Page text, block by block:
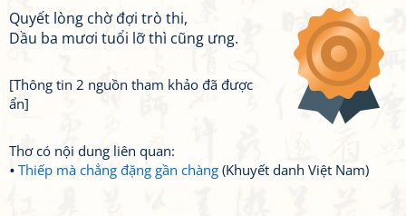
Quyết lòng chờ đợi trò thi,
Dầu ba mươi tuổi lỡ thì cũng ưng.
[Thông tin 2 nguồn tham khảo đã được
ẩn]
Thơ có nội dung liên quan:
Thiếp mà chẳng đặng gần chàng (Khuyết danh Việt Nam)